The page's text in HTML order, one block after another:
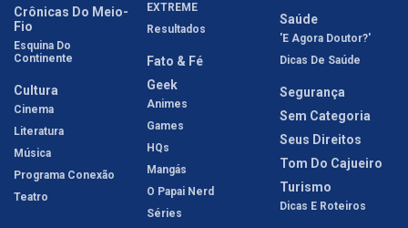
Crônicas Do Meio-
Fio
Esquina Do
Continente
Cultura
Cinema
Literatura
Música
Programa Conexão
Teatro
EXTREME
Resultados
Fato & Fé
Geek
Animes
Games
HQs
Mangás
O Papai Nerd
Séries
Saúde
'E Agora Doutor?'
Dicas De Saúde
Segurança
Sem Categoria
Seus Direitos
Tom Do Cajueiro
Turismo
Dicas E Roteiros